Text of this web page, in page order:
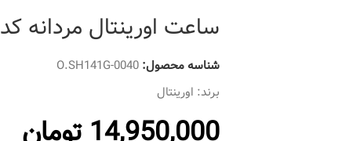
ساعت اورینتال مردانه کد O.SH141G-0040
شناسه محصول: O.SH141G-0040
برند: اورینتال